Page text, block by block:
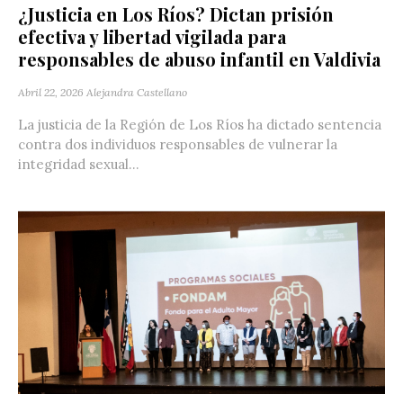
¿Justicia en Los Ríos? Dictan prisión
efectiva y libertad vigilada para
responsables de abuso infantil en Valdivia
Abril 22, 2026 Alejandra Castellano
La justicia de la Región de Los Ríos ha dictado sentencia
contra dos individuos responsables de vulnerar la
integridad sexual...